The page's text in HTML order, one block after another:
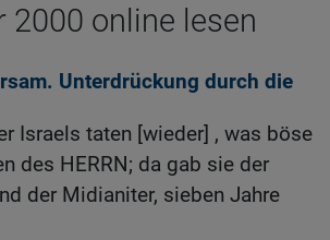
2000 online lesen
Unterdrückung durch die
Israels taten [wieder] , was böse
des HERRN; da gab sie der
der Midianiter, sieben Jahre